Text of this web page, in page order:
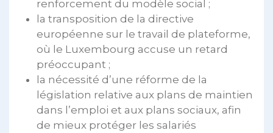
renforcement du modèle social ;
la transposition de la directive
européenne sur le travail de plateforme,
où le Luxembourg accuse un retard
préoccupant ;
la nécessité d’une réforme de la
législation relative aux plans de maintien
dans l’emploi et aux plans sociaux, afin
de mieux protéger les salariés